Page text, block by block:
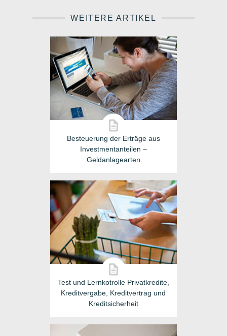
WEITERE ARTIKEL
Besteuerung der Erträge aus
Investmentanteilen –
Geldanlagearten
Test und Lernkotrolle Privatkredite,
Kreditvergabe, Kreditvertrag und
Kreditsicherheit